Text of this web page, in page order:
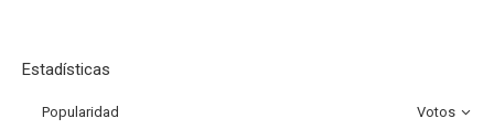
Estadísticas
Popularidad Votos